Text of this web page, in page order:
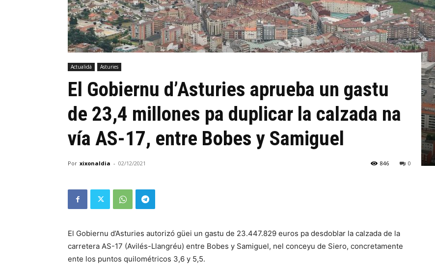
Actualidá Asturies
El Gobiernu d’Asturies aprueba un gastu
de 23,4 millones pa duplicar la calzada na
vía AS-17, entre Bobes y Samiguel
Por xixonaldia - 02/12/2021 0
846
El Gobiernu d’Asturies autorizó güei un gastu de 23.447.829 euros pa desdoblar la calzada de la
carretera AS-17 (Avilés-Llangréu) entre Bobes y Samiguel, nel conceyu de Siero, concretamente
ente los puntos quilométricos 3,6 y 5,5.